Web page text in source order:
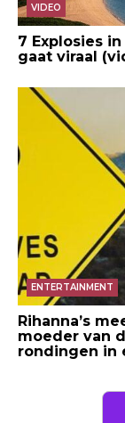
VIDEO
7 Explosies
gaat viraal
ENTERTAINMENT
Rihanna’s
moeder van
rondingen in